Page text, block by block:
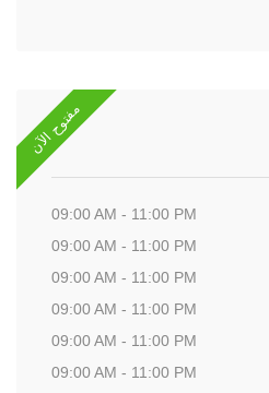
مفتوح الآن
09:00 AM - 11:00 PM
09:00 AM - 11:00 PM
09:00 AM - 11:00 PM
09:00 AM - 11:00 PM
09:00 AM - 11:00 PM
09:00 AM - 11:00 PM